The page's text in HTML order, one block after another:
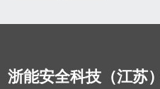
浙能安全科技（江苏